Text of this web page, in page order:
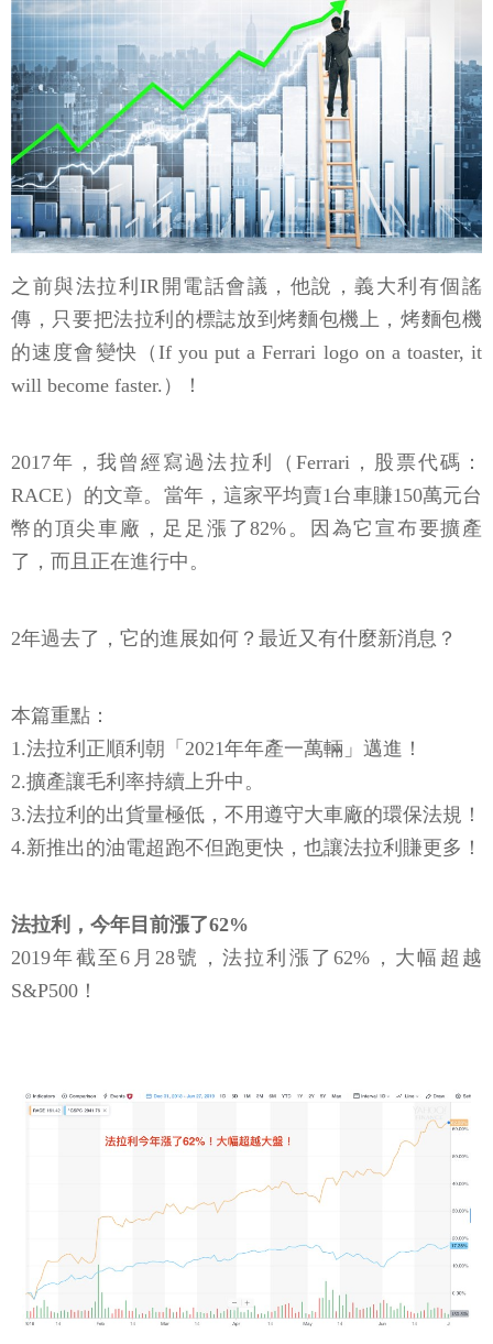
之前與法拉利IR開電話會議，他說，義大利有個謠
傳，只要把法拉利的標誌放到烤麵包機上，烤麵包機
的速度會變快（If you put a Ferrari logo on a toaster, it
will become faster.）！
2017年，我曾經寫過法拉利（Ferrari，股票代碼：
RACE）的文章。當年，這家平均賣1台車賺150萬元台
幣的頂尖車廠，足足漲了82%。因為它宣布要擴產
了，而且正在進行中。
2年過去了，它的進展如何？最近又有什麼新消息？
本篇重點：
1.法拉利正順利朝「2021年年產一萬輛」邁進！
2.擴產讓毛利率持續上升中。
3.法拉利的出貨量極低，不用遵守大車廠的環保法規！
4.新推出的油電超跑不但跑更快，也讓法拉利賺更多！
法拉利，今年目前漲了62%
2019年截至6月28號，法拉利漲了62%，大幅超越
S&P500！